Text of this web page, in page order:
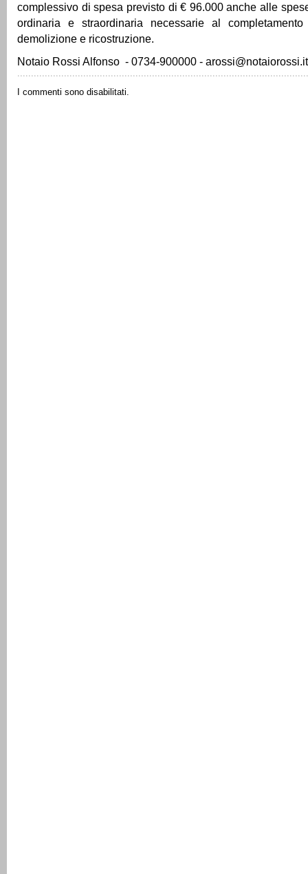
complessivo di spesa previsto di € 96.000 anche alle
ordinaria e straordinaria necessarie al
demolizione e ricostruzione.
Notaio Rossi Alfonso - 0734-900000 - arossi@notaiorossi.it
I commenti sono disabilitati.